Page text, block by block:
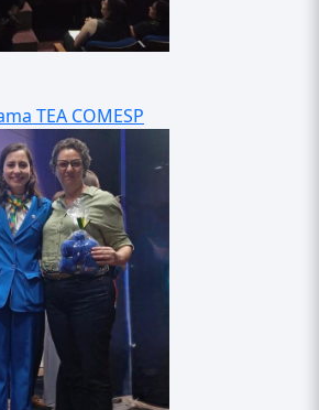
TEA COMESP